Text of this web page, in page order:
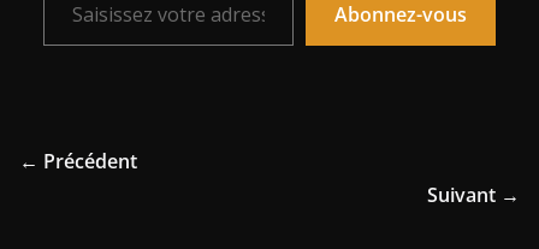
Abonnez-vous
← Précédent
Suivant →